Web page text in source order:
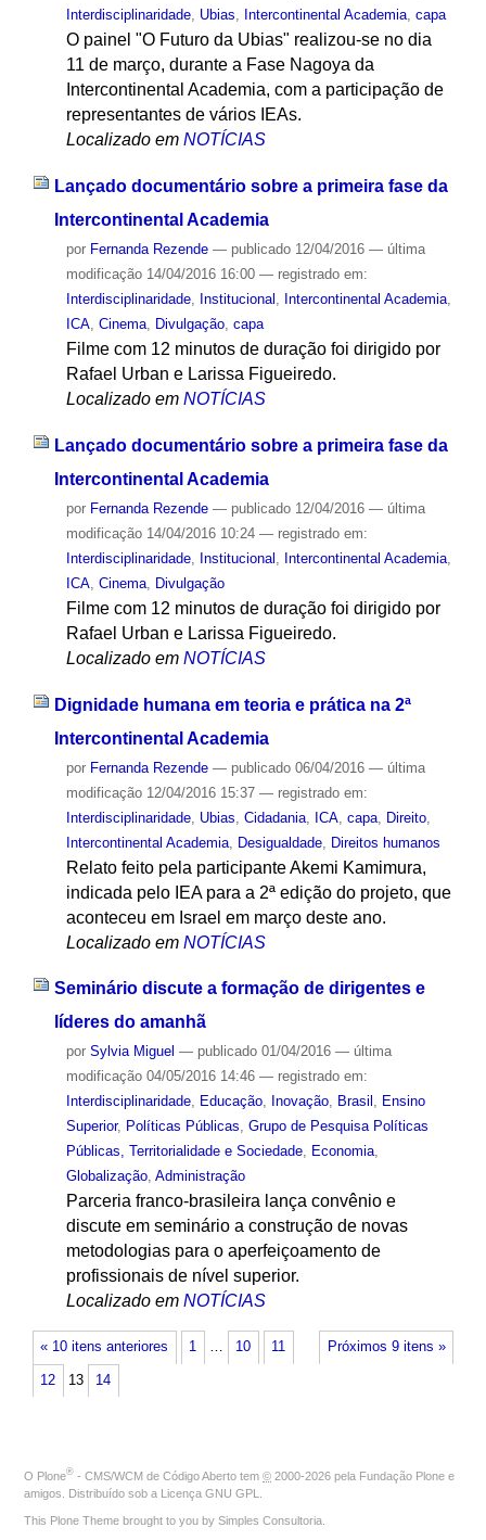
Interdisciplinaridade, Ubias, Intercontinental Academia, capa
O painel "O Futuro da Ubias" realizou-se no dia
11 de março, durante a Fase Nagoya da
Intercontinental Academia, com a participação de
representantes de vários IEAs.
Localizado em NOTÍCIAS
Lançado documentário sobre a primeira fase da
Intercontinental Academia
por Fernanda Rezende — publicado12/04/2016 — última
modificação14/04/2016 16:00 — registrado em:
Interdisciplinaridade, Institucional , Intercontinental Academia,
ICA, Cinema, Divulgação, capa
Filme com 12 minutos de duração foi dirigido por
Rafael Urban e Larissa Figueiredo.
Localizado em NOTÍCIAS
Lançado documentário sobre a primeira fase da
Intercontinental Academia
por Fernanda Rezende — publicado12/04/2016 — última
modificação14/04/2016 10:24 — registrado em:
Interdisciplinaridade, Institucional Intercontinental Academia,
ICA, Cinema, Divulgação
Filme com 12 minutos de duração foi dirigido por
Rafael Urban e Larissa Figueiredo.
Localizado em NOTÍCIAS
Dignidade humana em teoria e prática na 2ª
Intercontinental Academia
por Fernanda Rezende — publicado06/04/2016 — última
modificação12/04/2016 15:37 — registrado em:
Interdisciplinaridade, Ubias Cidadania, ICA, capa, Direito,
Intercontinental Academia, Desigualdade, Direitos humanos
Relato feito pela participante Akemi Kamimura,
indicada pelo IEA para a 2ª edição do projeto, que
aconteceu em Israel em março deste ano.
Localizado em NOTÍCIAS
Seminário discute a formação de dirigentes e
líderes do amanhã
por Sylvia Miguel — publicado01/04/2016 — última
modificação04/05/2016 14:46 — registrado em:
Interdisciplinaridade, Educação, Inovação, Brasil , Ensino
Superior, Políticas Públicas, Grupo de Pesquisa Políticas
Públicas, Territorialidade e Sociedade, Economia,
Globalização, Administração
Parceria franco-brasileira lança convênio e
discute em seminário a construção de novas
metodologias para o aperfeiçoamento de
profissionais de nível superior.
Localizado em NOTÍCIAS
« 10 itens anteriores Próximos 9 itens »
1 … 10 11
12 13 14
O Plone® - CMS/WCM de Código Aberto tem © 2000-2026 pela Fundação Plone e
amigos. Distribuído sob a Licença GNU GPL
This Plone Theme brought to you by Simples Consultoria